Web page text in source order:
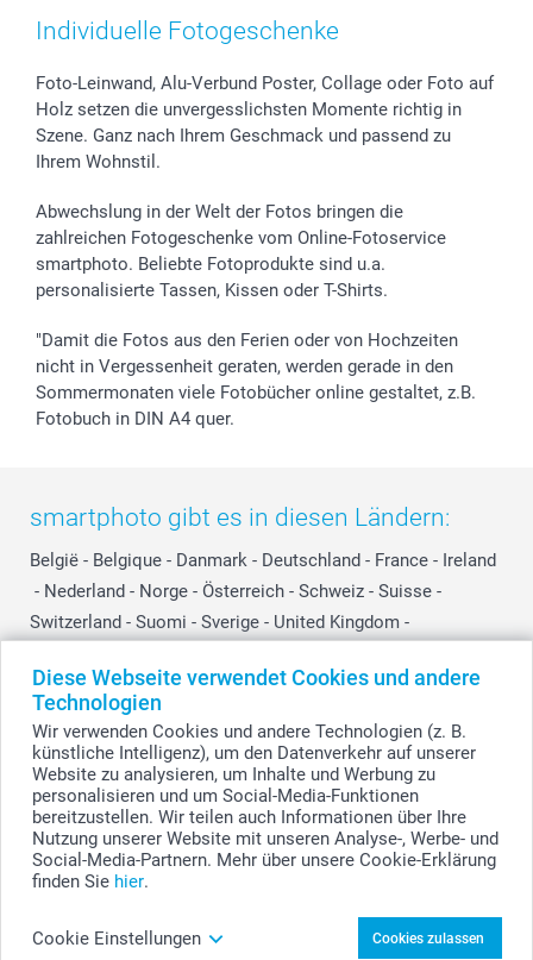
Diese Webseite verwendet Cookies und andere
Technologien
Wir verwenden Cookies und andere Technologien (z. B.
künstliche Intelligenz), um den Datenverkehr auf unserer
Website zu analysieren, um Inhalte und Werbung zu
personalisieren und um Social-Media-Funktionen
bereitzustellen. Wir teilen auch Informationen über Ihre
Nutzung unserer Website mit unseren Analyse-, Werbe- und
Social-Media-Partnern. Mehr über unsere Cookie-Erklärung
finden Sie hier.
Cookie Einstellungen Cookies zulassen
Individuelle Fotogeschenke
Foto-Leinwand, Alu-Verbund Poster, Collage oder Foto auf
Holz setzen die unvergesslichsten Momente richtig in
Szene. Ganz nach Ihrem Geschmack und passend zu
Ihrem Wohnstil.
Abwechslung in der Welt der Fotos bringen die
zahlreichen Fotogeschenke vom Online-Fotoservice
smartphoto. Beliebte Fotoprodukte sind u.a.
personalisierte Tassen, Kissen oder T-Shirts.
"Damit die Fotos aus den Ferien oder von Hochzeiten
nicht in Vergessenheit geraten, werden gerade in den
Sommermonaten viele Fotobücher online gestaltet, z.B.
Fotobuch in DIN A4 quer.
smartphoto gibt es in diesen Ländern:
België - Belgique - Danmark - Deutschland - France - Ireland
- Nederland - Norge - Österreich - Schweiz - Suisse -
Switzerland - Suomi - Sverige - United Kingdom -
Other Countries
© smartphoto Group. Alle Rechte vorbehalten.
Alle Preise verstehen sich in EURO (€) inkl. MwSt. und zzgl. Versandkosten.